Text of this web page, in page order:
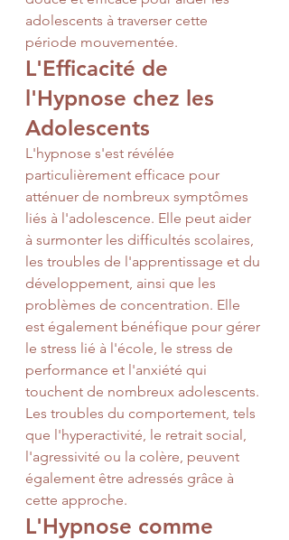
adolescents à traverser cette
période mouvementée.
L'Efficacité de
l'Hypnose chez les
Adolescents
L'hypnose s'est révélée
particulièrement efficace pour
atténuer de nombreux symptômes
liés à l'adolescence. Elle peut aider
à surmonter les difficultés scolaires,
les troubles de l'apprentissage et du
développement, ainsi que les
problèmes de concentration. Elle
est également bénéfique pour gérer
le stress lié à l'école, le stress de
performance et l'anxiété qui
touchent de nombreux adolescents.
Les troubles du comportement, tels
que l'hyperactivité, le retrait social,
l'agressivité ou la colère, peuvent
également être adressés grâce à
cette approche.
L'Hypnose comme